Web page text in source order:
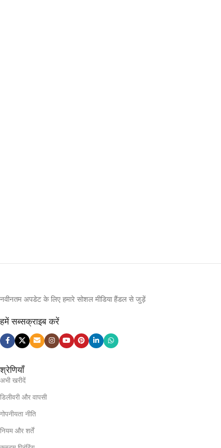
नवीनतम अपडेट के लिए हमारे सोशल मीडिया हैंडल से जुड़ें
हमें सब्सक्राइब करें
श्रेणियाँ
अभी खरीदें
डिलीवरी और वापसी
गोपनीयता नीति
नियम और शर्तें